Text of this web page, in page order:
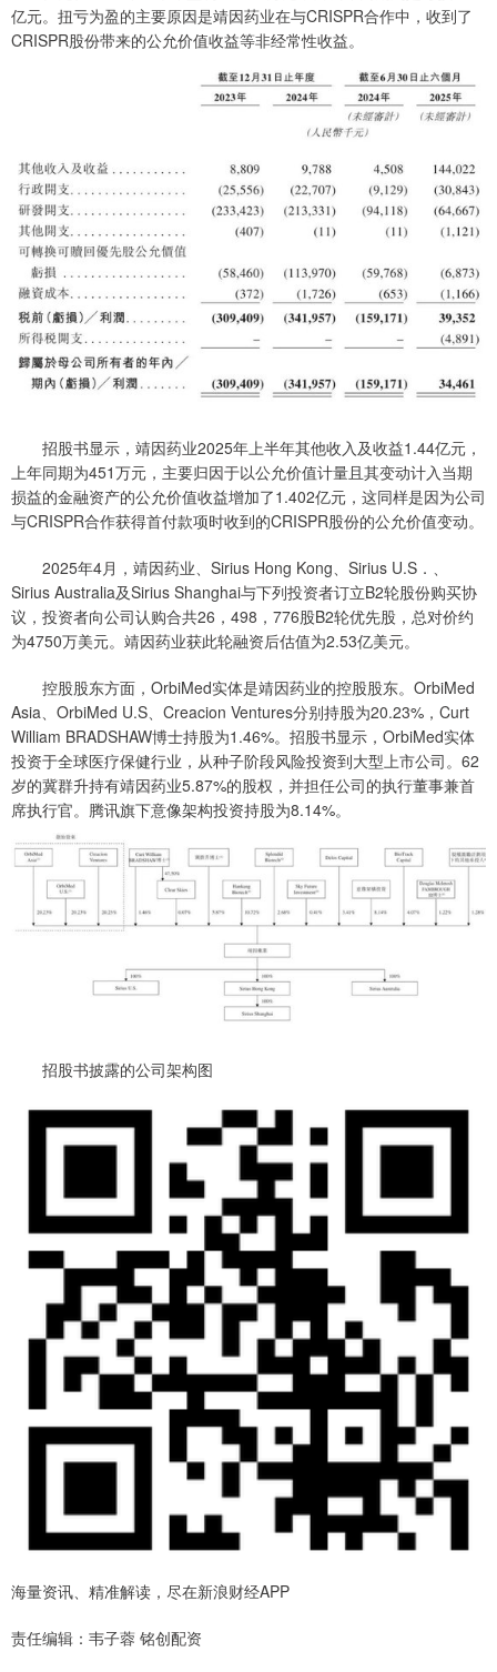
亿元。扭亏为盈的主要原因是靖因药业在与CRISPR合作中，收到了
CRISPR股份带来的公允价值收益等非经常性收益。
招股书显示，靖因药业2025年上半年其他收入及收益1.44亿元，
上年同期为451万元，主要归因于以公允价值计量且其变动计入当期
损益的金融资产的公允价值收益增加了1.402亿元，这同样是因为公司
与CRISPR合作获得首付款项时收到的CRISPR股份的公允价值变动。
2025年4月，靖因药业、Sirius Hong Kong、Sirius U.S．、
Sirius Australia及Sirius Shanghai与下列投资者订立B2轮股份购买协
议，投资者向公司认购合共26，498，776股B2轮优先股，总对价约
为4750万美元。靖因药业获此轮融资后估值为2.53亿美元。
控股股东方面，OrbiMed实体是靖因药业的控股股东。OrbiMed
Asia、OrbiMed U.S、Creacion Ventures分别持股为20.23%，Curt
William BRADSHAW博士持股为1.46%。招股书显示，OrbiMed实体
投资于全球医疗保健行业，从种子阶段风险投资到大型上市公司。62
岁的冀群升持有靖因药业5.87%的股权，并担任公司的执行董事兼首
席执行官。腾讯旗下意像架构投资持股为8.14%。
招股书披露的公司架构图
海量资讯、精准解读，尽在新浪财经APP
责任编辑：韦子蓉 铭创配资